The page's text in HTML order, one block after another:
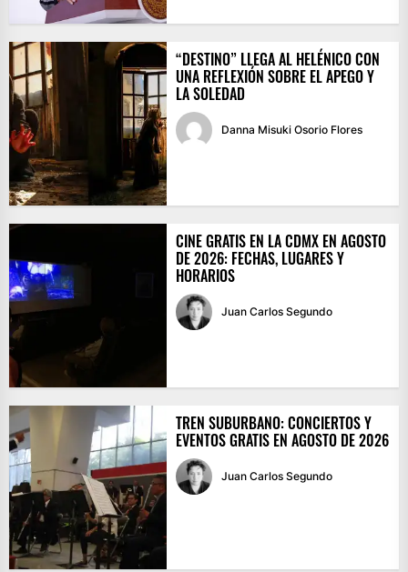
“DESTINO” LLEGA AL HELÉNICO CON
UNA REFLEXIÓN SOBRE EL APEGO Y
LA SOLEDAD
Danna Misuki Osorio Flores
CINE GRATIS EN LA CDMX EN AGOSTO
DE 2026: FECHAS, LUGARES Y
HORARIOS
Juan Carlos Segundo
TREN SUBURBANO: CONCIERTOS Y
EVENTOS GRATIS EN AGOSTO DE 2026
Juan Carlos Segundo